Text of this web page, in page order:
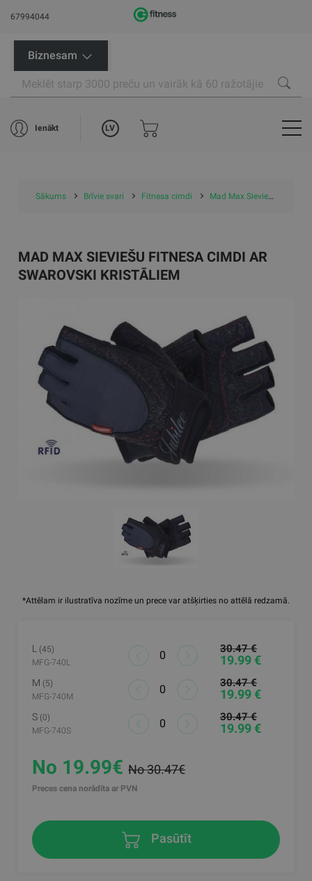
67994044
Biznesam
Ienākt LV
Sākums Brīvie svari Fitnesa cimdi Mad Max Sieviešu fitnesa cimdi ar Swarovski kristāliem
*Attēlam ir ilustratīva nozīme un prece var atšķirties no attēlā redzamā.
MAD MAX SIEVIEŠU FITNESA CIMDI AR
SWAROVSKI KRISTĀLIEM
L (45)
MFG-740L
30.47 €
19.99 €
M (5)
MFG-740M
30.47 €
19.99 €
S (0)
MFG-740S
30.47 €
19.99 €
No 19.99€No 30.47€
Preces cena norādīta ar PVN
Pasūtīt